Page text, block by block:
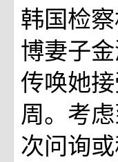
韩国检
博妻子
传唤她
周。考
次问询或